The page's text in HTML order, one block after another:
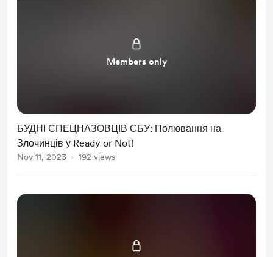
Members only
БУДНІ СПЕЦНАЗОВЦІВ СБУ: Полювання на
Злочинців у Ready or Not!
Nov 11, 2023 192 views